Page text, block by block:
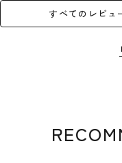
すべてのレビュ